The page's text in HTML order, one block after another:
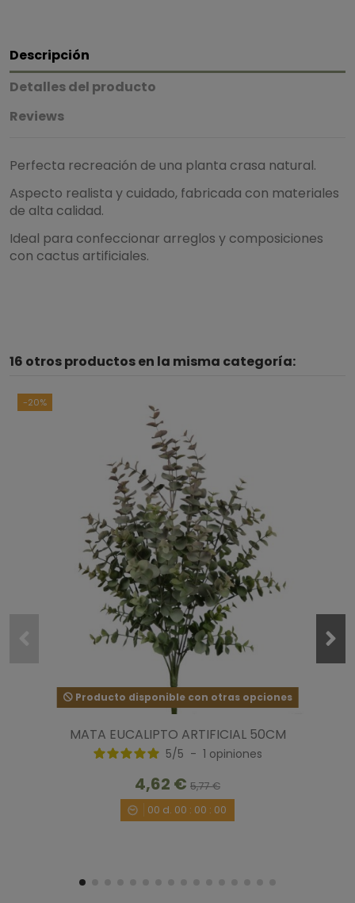
Descripción
Detalles del producto
Reviews
Perfecta recreación de una planta crasa natural.
Aspecto realista y cuidado, fabricada con materiales
de alta calidad.
Ideal para confeccionar arreglos y composiciones
con cactus artificiales.
16 otros productos en la misma categoría:
-20%
Producto disponible con otras opciones
MATA EUCALIPTO ARTIFICIAL 50CM
5/5 - 1 opiniones
4,62 € 5,77 €
00 d. 00 : 00 : 00